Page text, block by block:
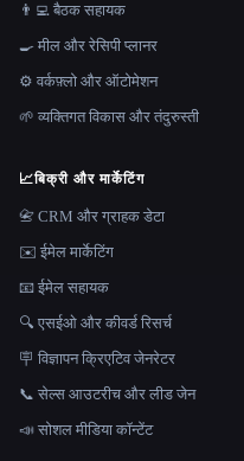
👨‍💻 बैठक सहायक
🍳 मील और रेसिपी प्लानर
⚙️ वर्कफ़्लो और ऑटोमेशन
🌱 व्यक्तिगत विकास और तंदुरुस्ती
📈बिक्री और मार्केटिंग
📇 CRM और ग्राहक डेटा
✉️ ईमेल मार्केटिंग
📧 ईमेल सहायक
🔍 एसईओ और कीवर्ड रिसर्च
🪧 विज्ञापन क्रिएटिव जेनरेटर
📞 सेल्स आउटरीच और लीड जेन
📣 सोशल मीडिया कॉन्टेंट